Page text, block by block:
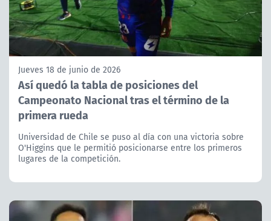
Jueves 18 de junio de 2026
Así quedó la tabla de posiciones del
Campeonato Nacional tras el término de la
primera rueda
Universidad de Chile se puso al día con una victoria sobre
O'Higgins que le permitió posicionarse entre los primeros
lugares de la competición.